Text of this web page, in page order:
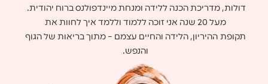
דולות, מדריכת הכנה ללידה ומנחת מיינדפולנס ברוח יהודית.
מעל 20 שנה אני זוכה ללמוד וללמד איך לחוות את
תקופת ההיריון, הלידה והחיים עצמם – מתוך בריאות של הגוף
והנפש.